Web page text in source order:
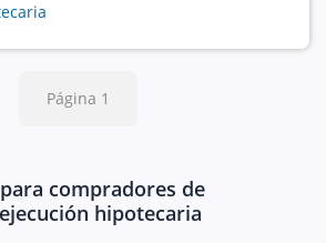
Página 1
compradores de
hipotecaria